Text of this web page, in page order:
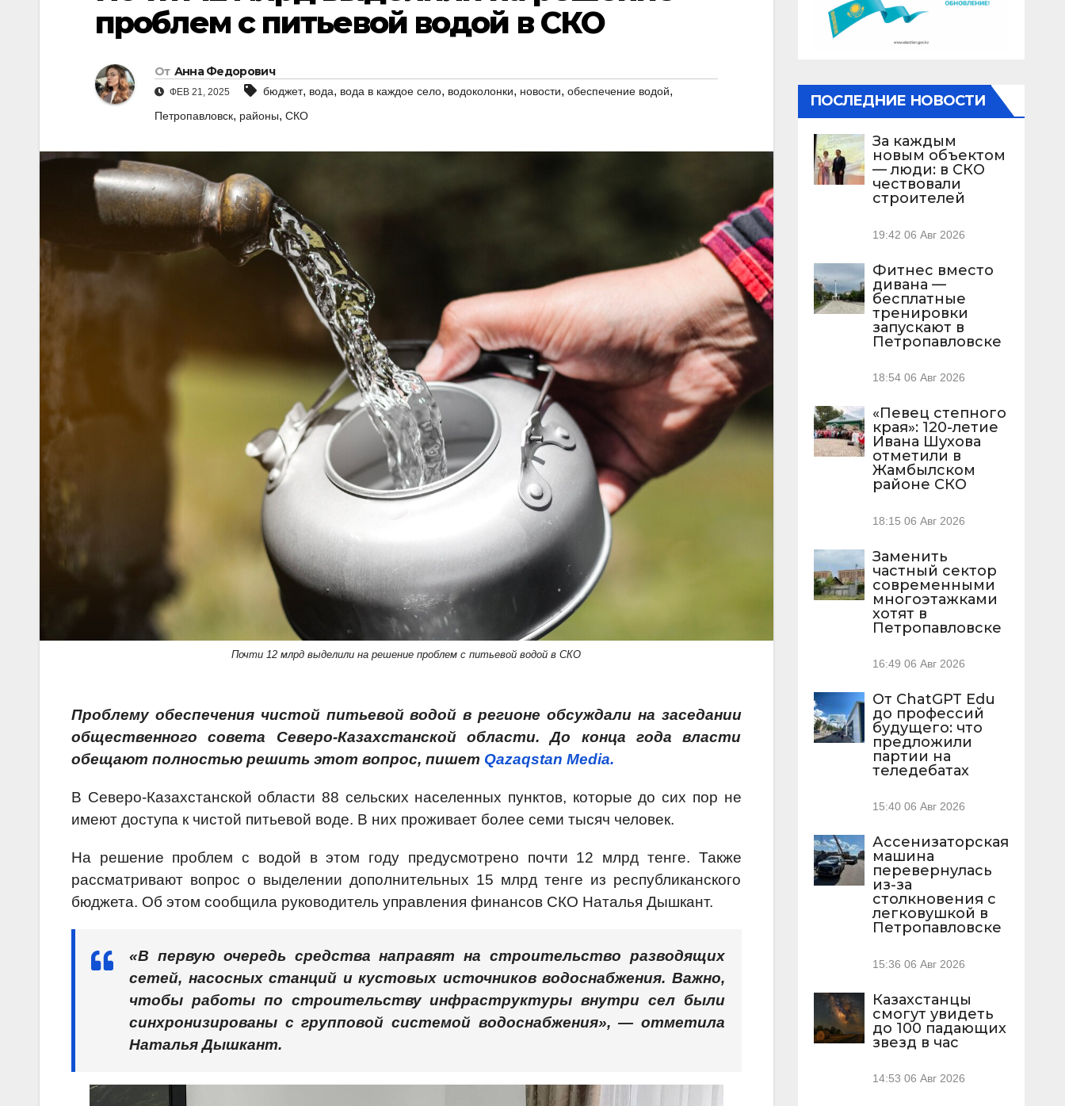
проблем с питьевой водой в СКО
От Анна Федорович
ФЕВ 21, 2025 бюджет, вода, вода в каждое село, водоколонки, новости, обеспечение водой,
Петропавловск, районы, СКО
Почти 12 млрд выделили на решение проблем с питьевой водой в СКО
Проблему обеспечения чистой питьевой водой в регионе обсуждали на заседании
общественного совета Северо-Казахстанской области. До конца года власти
обещают полностью решить этот вопрос, пишет Qazaqstan Media.
В Северо-Казахстанской области 88 сельских населенных пунктов, которые до сих пор не
имеют доступа к чистой питьевой воде. В них проживает более семи тысяч человек.
На решение проблем с водой в этом году предусмотрено почти 12 млрд тенге. Также
рассматривают вопрос о выделении дополнительных 15 млрд тенге из республиканского
бюджета. Об этом сообщила руководитель управления финансов СКО Наталья Дышкант.
«В первую очередь средства направят на строительство разводящих
сетей, насосных станций и кустовых источников водоснабжения. Важно,
чтобы работы по строительству инфраструктуры внутри сел были
синхронизированы с групповой системой водоснабжения», — отметила
Наталья Дышкант.
ПОСЛЕДНИЕ НОВОСТИ
За каждым
новым объектом
— люди: в СКО
чествовали
строителей
19:42 06 Авг 2026
Фитнес вместо
дивана —
бесплатные
тренировки
запускают в
Петропавловске
18:54 06 Авг 2026
«Певец степного
края»: 120-летие
Ивана Шухова
отметили в
Жамбылском
районе СКО
18:15 06 Авг 2026
Заменить
частный сектор
современными
многоэтажками
хотят в
Петропавловске
16:49 06 Авг 2026
От ChatGPT Edu
до профессий
будущего: что
предложили
партии на
теледебатах
15:40 06 Авг 2026
Ассенизаторская
машина
перевернулась
из-за
столкновения с
легковушкой в
Петропавловске
15:36 06 Авг 2026
Казахстанцы
смогут увидеть
до 100 падающих
звезд в час
14:53 06 Авг 2026